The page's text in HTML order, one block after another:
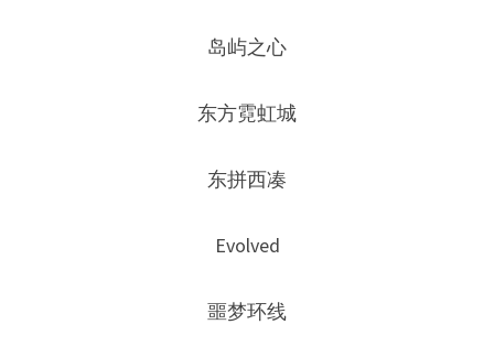
岛屿之心
东方霓虹城
东拼西凑
Evolved
噩梦环线